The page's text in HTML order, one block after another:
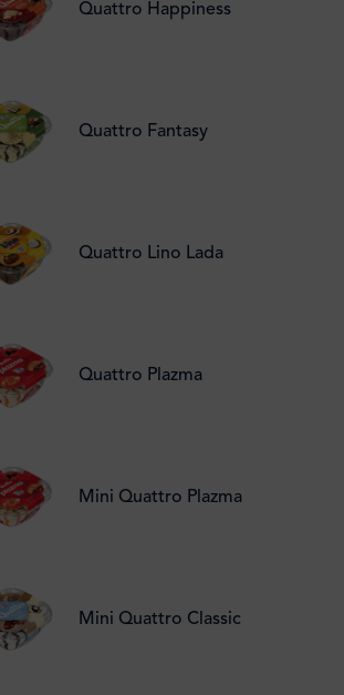
Quattro Happiness
Quattro Fantasy
Quattro Lino Lada
Quattro Plazma
Mini Quattro Plazma
Mini Quattro Classic